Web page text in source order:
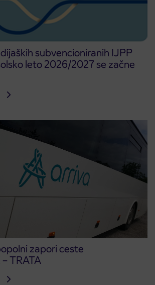
dijaških subvencioniranih IJPP
leto 2026/2027 se začne
zapori ceste
TRATA